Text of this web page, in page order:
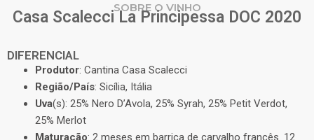
SOBRE O VINHO
Casa Scalecci La Principessa DOC 2020
DIFERENCIAL
Produtor: Cantina Casa Scalecci
Região/País: Sicília, Itália
Uva(s): 25% Nero D’Avola, 25% Syrah, 25% Petit Verdot,
25% Merlot
Maturação: 2 meses em barrica de carvalho francês. 12